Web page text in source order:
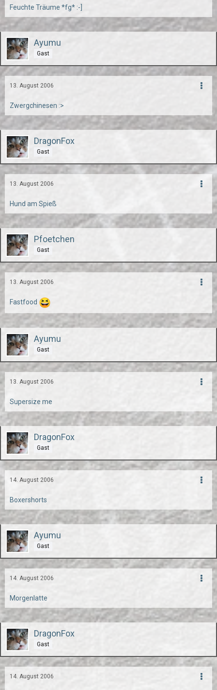
Feuchte Träume *fg* :-]
Ayumu
Gast
13. August 2006
Zwergchinesen :>
DragonFox
Gast
13. August 2006
Hund am Spieß
Pfoetchen
Gast
13. August 2006
Fastfood
Ayumu
Gast
13. August 2006
Supersize me
DragonFox
Gast
14. August 2006
Boxershorts
Ayumu
Gast
14. August 2006
Morgenlatte
DragonFox
Gast
14. August 2006